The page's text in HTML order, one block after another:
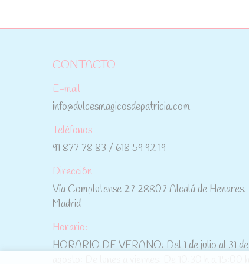
CONTACTO
E-mail
info@dulcesmagicosdepatricia.com
Teléfonos
91 877 78 83 / 618 59 92 19
Dirección
Vía Complutense 27 28807 Alcalá de Henares.
Madrid
Horario:
HORARIO DE VERANO: Del 1 de julio al 31 de